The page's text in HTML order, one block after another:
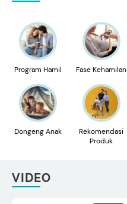
Program Hamil Fase Kehamilan
Dongeng Anak
Rekomendasi
Produk
VIDEO